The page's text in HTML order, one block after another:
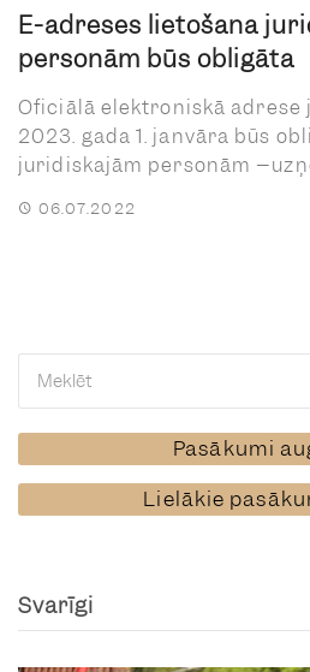
E-adreses lietošana
personām būs obligāta
Oficiālā elektroniskā adrese
2023. gada 1. janvāra būs
juridiskajām personām
06.07.2022
Pasākumi
Lielākie
Svarīgi